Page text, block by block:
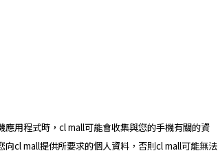
用程式時，cl mall可能會收集與您的手機有關的資
cl mall提供所要求的個人資料，否則cl mall可能無法